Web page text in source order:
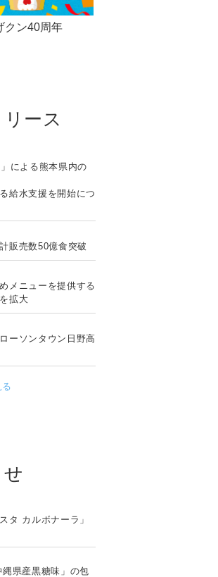
クン40周年
ース
による熊本県内の
給水支援を開始につ
販売数50億食突破
メニューを提供する
拡大
ーソンタウン日野高
タ カルボナーラ」
県産黒糖味」の包